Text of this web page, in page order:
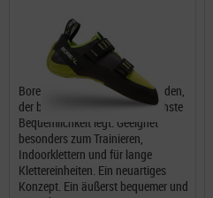
Boreal Alpha ist geeignet für jeden,
der beim Klettern Wert auf höchste
Bequemlichkeit legt. Geeignet
besonders zum Trainieren,
Indoorklettern und für lange
Klettereinheiten. Ein neuartiges
Konzept. Ein äußerst bequemer und